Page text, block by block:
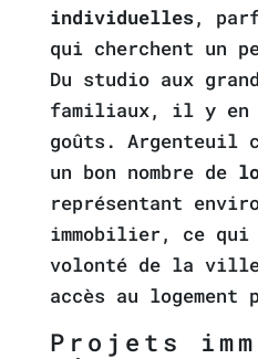
individuelles,
qui cherchent un
Du studio aux
familiaux, il y en
goûts. Argenteuil
un bon nombre de
représentant
immobilier, ce qui
volonté de la
accès au logement
Projets